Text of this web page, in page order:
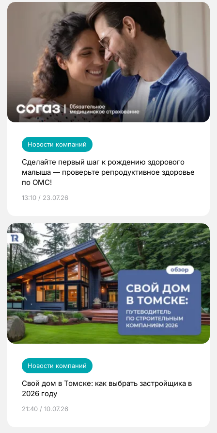
Новости компаний
Сделайте первый шаг к рождению здорового
малыша — проверьте репродуктивное здоровье
по ОМС!
13:10 / 23.07.26
Новости компаний
Свой дом в Томске: как выбрать застройщика в
2026 году
21:40 / 10.07.26